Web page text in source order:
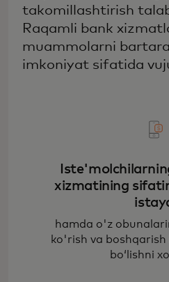
takomillashtirish
Raqamli bank
muammolarni
imkoniyat sifatida
xizmatining
hamda o'z
ko'rish va
bo‘lishni